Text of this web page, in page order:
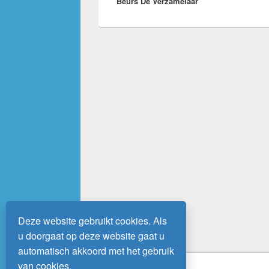
Deze website gebruikt cookies. Als
u doorgaat op deze website gaat u
automatisch akkoord met het gebruik
van cookies.